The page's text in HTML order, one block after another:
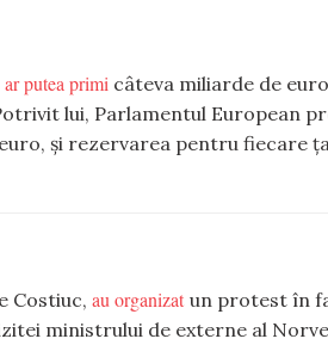
ar putea primi câteva miliarde de
lui, Parlamentul European
și rezervarea pentru fiecare
Costiuc, au organizat un protest în
ministrului de externe al